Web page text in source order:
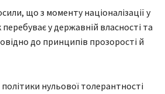
що з моменту націоналізації у
перебуває у державній власності та
до принципів прозорості й
нульової толерантності